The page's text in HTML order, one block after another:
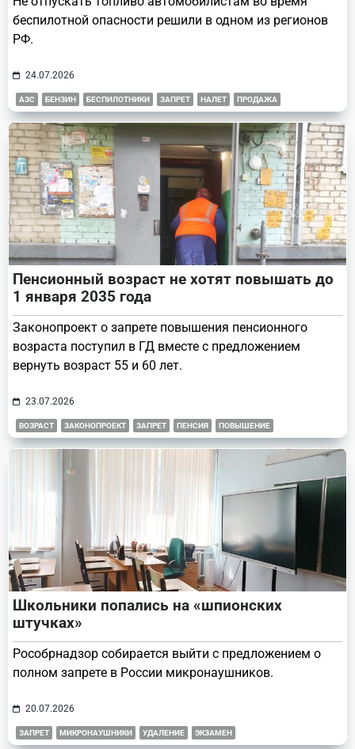
беспилотной опасности решили в одном из регионов
РФ.
24.07.2026
АЗС БЕНЗИН БЕСПИЛОТНИКИ ЗАПРЕТ НАЛЕТ ПРОДАЖА
Пенсионный возраст не хотят повышать до
1 января 2035 года
Законопроект о запрете повышения пенсионного
возраста поступил в ГД вместе с предложением
вернуть возраст 55 и 60 лет.
23.07.2026
ВОЗРАСТ ЗАКОНОПРОЕКТ ЗАПРЕТ ПЕНСИЯ ПОВЫШЕНИЕ
Школьники попались на «шпионских
штучках»
Рособрнадзор собирается выйти с предложением о
полном запрете в России микронаушников.
20.07.2026
ЗАПРЕТ МИКРОНАУШНИКИ УДАЛЕНИЕ ЭКЗАМЕН